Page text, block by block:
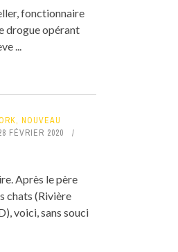
fonctionnaire
drogue opérant
...
, NOUVEAU
FÉVRIER 2020
Après le père
chats (Rivière
voici, sans souci